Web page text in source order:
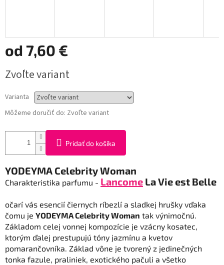
od 7,60 €
cena:
Zvoľte variant
Varianta
Môžeme doručiť do: Zvoľte variant
Pridať do košíka
YODEYMA CelebrityWoman
Charakteristika parfumu - Lancome La Vieest Belle
očarí vás esencií čiernych ríbezlí a sladkej hrušky vďaka
čomu je YODEYMACelebrityWoman tak výnimočnú.
Základom celej vonnej kompozície je vzácny kosatec,
ktorým ďalej prestupujú tóny jazmínu a kvetov
pomarančovníka. Základ vône je tvorený z jedinečných
tonka fazule, praliniek, exotického pačuli a všetko